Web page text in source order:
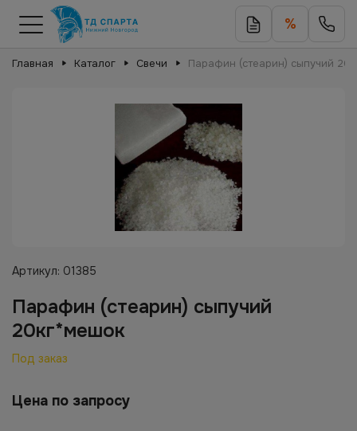
%
Главная Каталог Свечи Парафин (стеарин) сыпучий
Артикул: 01385
Парафин (стеарин) сыпучий
20кг*мешок
Под заказ
Цена по запросу